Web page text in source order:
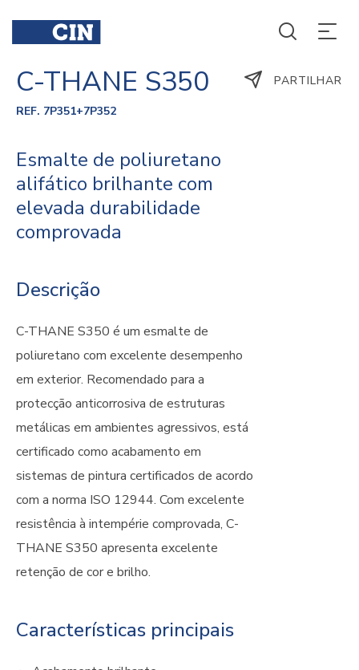
C-THANE S350
REF. 7P351+7P352
Esmalte de poliuretano
alifático brilhante com
elevada durabilidade
comprovada
Descrição
C-THANE S350 é um esmalte de
poliuretano com excelente desempenho
em exterior. Recomendado para a
protecção anticorrosiva de estruturas
metálicas em ambientes agressivos, está
certificado como acabamento em
sistemas de pintura certificados de acordo
com a norma ISO 12944. Com excelente
resistência à intempérie comprovada, C-
THANE S350 apresenta excelente
retenção de cor e brilho.
Características principais
PARTILHAR